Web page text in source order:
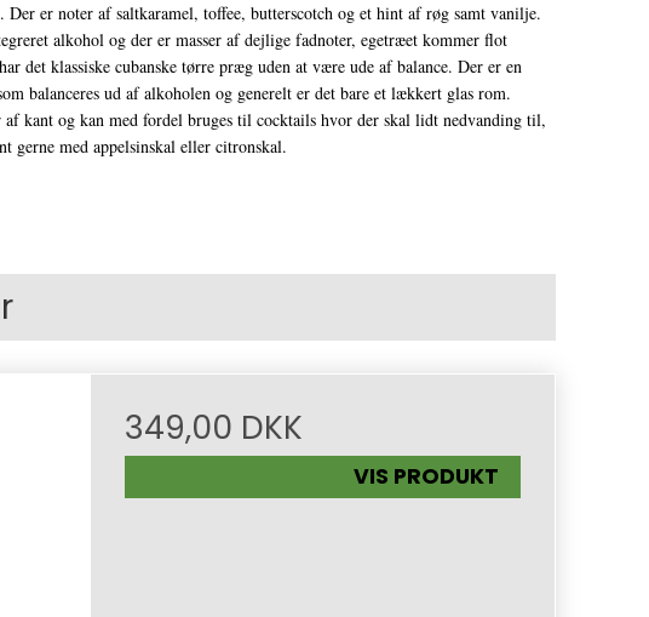
Der er noter af saltkaramel, toffee, butterscotch og et hint af røg samt vanilje.
alkohol og der er masser af dejlige fadnoter, egetræet kommer flot
det klassiske cubanske tørre præg uden at være ude af balance. Der er en
balanceres ud af alkoholen og generelt er det bare et lækkert glas rom.
af kant og kan med fordel bruges til cocktails hvor der skal lidt nedvanding til,
gerne med appelsinskal eller citronskal.
349,00 DKK
VIS PRODUKT